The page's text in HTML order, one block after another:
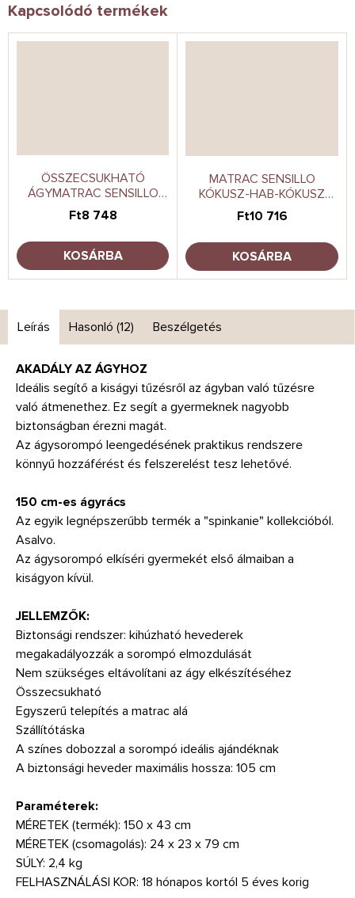
Kapcsolódó termékek
ÖSSZECSUKHATÓ
ÁGYMATRAC SENSILLO
DREAM CATCHER 120X60
CM
Ft8 748
KOSÁRBA
MATRAC SENSILLO
KÓKUSZ-HAB-KÓKUSZ
CLASSIC 120X60 CM
Ft10 716
KOSÁRBA
Leírás Hasonló (12) Beszélgetés
AKADÁLY AZ ÁGYHOZ
Ideális segítő a kiságyi tűzésről az ágyban való tűzésre
való átmenethez. Ez segít a gyermeknek nagyobb
biztonságban érezni magát.
Az ágysorompó leengedésének praktikus rendszere
könnyű hozzáférést és felszerelést tesz lehetővé.
150 cm-es ágyrács
Az egyik legnépszerűbb termék a "spinkanie" kollekcióból.
Asalvo.
Az ágysorompó elkíséri gyermekét első álmaiban a
kiságyon kívül.
JELLEMZŐK:
Biztonsági rendszer: kihúzható hevederek
megakadályozzák a sorompó elmozdulását
Nem szükséges eltávolítani az ágy elkészítéséhez
Összecsukható
Egyszerű telepítés a matrac alá
Szállítótáska
A színes dobozzal a sorompó ideális ajándéknak
A biztonsági heveder maximális hossza: 105 cm
Paraméterek:
MÉRETEK (termék): 150 x 43 cm
MÉRETEK (csomagolás): 24 x 23 x 79 cm
SÚLY: 2,4 kg
FELHASZNÁLÁSI KOR: 18 hónapos kortól 5 éves korig